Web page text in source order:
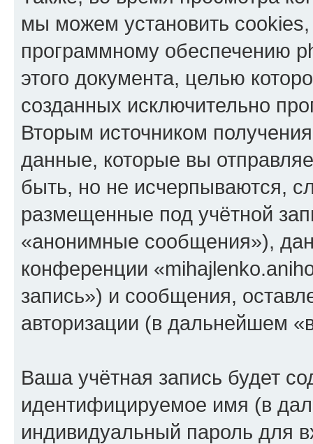
мы можем установить
программному обеспечению
этого документа, целью
созданных исключительно
Вторым источником
данные, которые вы
быть, но не исчерпываются,
размещенные под учётной
«анонимные сообщения»),
конференции
запись») и сообщения,
авторизации (в дальнейшем
Ваша учётная запись будет
идентифицируемое имя (в
индивидуальный пароль для